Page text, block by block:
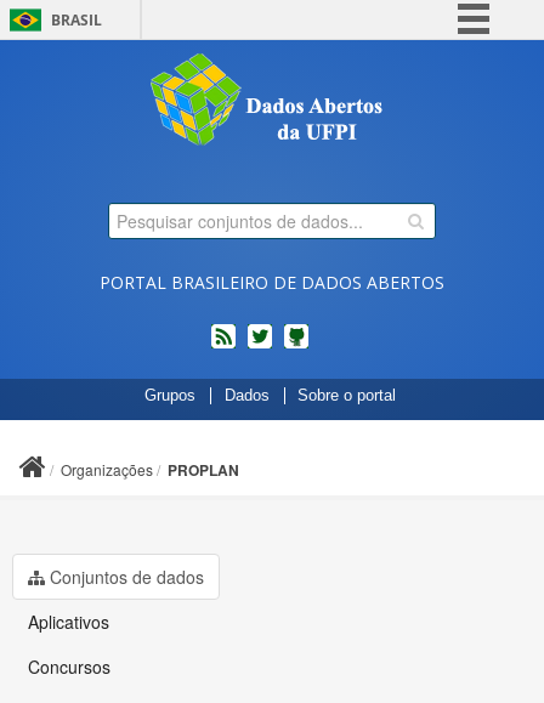
BRASIL
Comunica BR
Participe
Legislação
PORTAL BRASILEIRO DE DADOS ABERTOS
feed twitterCódigos
fonte
de
Grupos Dados Sobre o portal
Organizações PROPLAN
Conjuntos de dados
Aplicativos
Concursos